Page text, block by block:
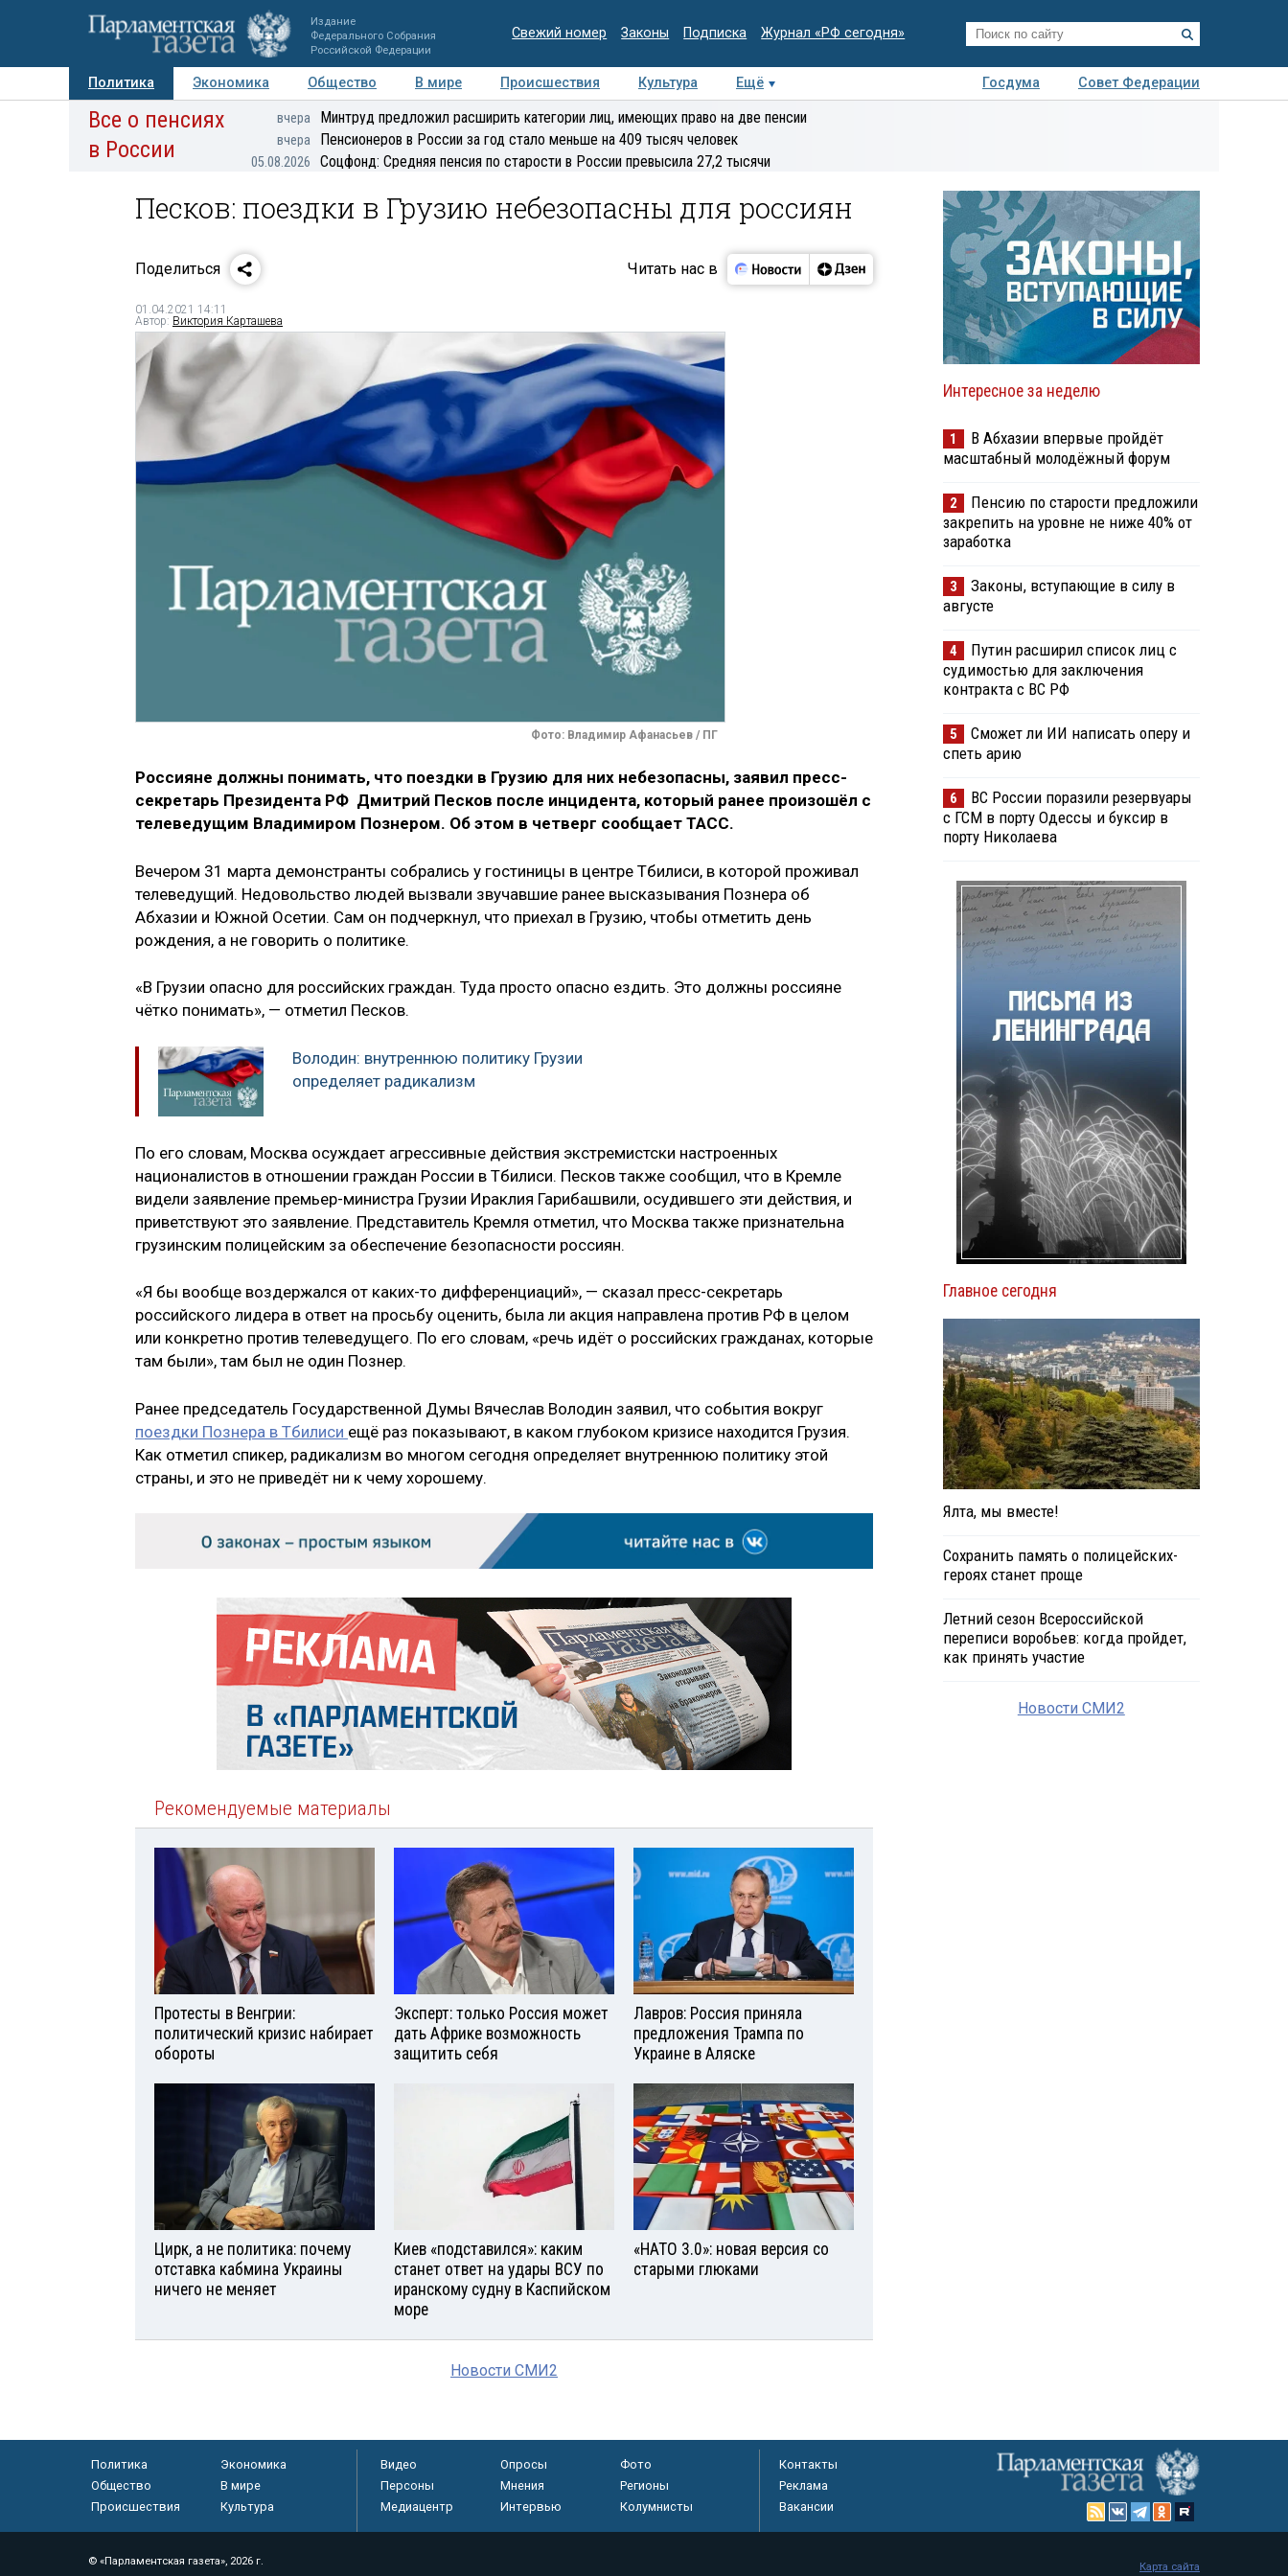
Издание
Федерального Собрания
Российской Федерации
Свежий номер Законы Подписка Журнал «РФ сегодня»
Политика Экономика Общество В мире Происшествия Культура Ещё Госдума
Совет Федерации
Авторы Персоны Мнения Регионы Медиацентр Интервью Колумнисты
Деловая
Все о пенсиях
в России
вчера Минтруд предложил расширить категории лиц, имеющих право на две пенсии
вчера Пенсионеров в России за год стало меньше на 409 тысяч человек
05.08.2026 Соцфонд: Средняя пенсия по старости в России превысила 27,2 тысячи
Песков: поездки в Грузию небезопасны для россиян
Поделиться Читать нас в
01.04.2021 14:11
Автор: Виктория Карташева
Фото: Владимир Афанасьев / ПГ
Россияне должны понимать, что поездки в Грузию для них небезопасны, заявил пресс-
секретарь Президента РФ Дмитрий Песков после инцидента, который ранее произошёл с
телеведущим Владимиром Познером. Об этом в четверг сообщает ТАСС.
Вечером 31 марта демонстранты собрались у гостиницы в центре Тбилиси, в которой проживал
телеведущий. Недовольство людей вызвали звучавшие ранее высказывания Познера об
Абхазии и Южной Осетии. Сам он подчеркнул, что приехал в Грузию, чтобы отметить день
рождения, а не говорить о политике.
«В Грузии опасно для российских граждан. Туда просто опасно ездить. Это должны россияне
чётко понимать», — отметил Песков.
Володин: внутреннюю политику Грузии
определяет радикализм
По его словам, Москва осуждает агрессивные действия экстремистски настроенных
националистов в отношении граждан России в Тбилиси. Песков также сообщил, что в Кремле
видели заявление премьер-министра Грузии Ираклия Гарибашвили, осудившего эти действия, и
приветствуют это заявление. Представитель Кремля отметил, что Москва также признательна
грузинским полицейским за обеспечение безопасности россиян.
«Я бы вообще воздержался от каких-то дифференциаций», — сказал пресс-секретарь
российского лидера в ответ на просьбу оценить, была ли акция направлена против РФ в целом
или конкретно против телеведущего. По его словам, «речь идёт о российских гражданах, которые
там были», там был не один Познер.
Ранее председатель Государственной Думы Вячеслав Володин заявил, что события вокруг
поездки Познера в Тбилиси ещё раз показывают, в каком глубоком кризисе находится Грузия.
Как отметил спикер, радикализм во многом сегодня определяет внутреннюю политику этой
страны, и это не приведёт ни к чему хорошему.
Рекомендуемые материалы
Протесты в Венгрии:
политический кризис набирает
обороты
Эксперт: только Россия может
дать Африке возможность
защитить себя
Лавров: Россия приняла
предложения Трампа по
Украине в Аляске
Цирк, а не политика: почему
отставка кабмина Украины
ничего не меняет
Киев «подставился»: каким
станет ответ на удары ВСУ по
иранскому судну в Каспийском
море
«НАТО 3.0»: новая версия со
старыми глюками
Новости СМИ2
Интересное за неделю
1
В Абхазии впервые пройдёт
масштабный молодёжный форум
2
Пенсию по старости предложили
закрепить на уровне не ниже 40% от
заработка
3
Законы, вступающие в силу в
августе
4
Путин расширил список лиц с
судимостью для заключения
контракта с ВС РФ
5
Сможет ли ИИ написать оперу и
спеть арию
6
ВС России поразили резервуары
с ГСМ в порту Одессы и буксир в
порту Николаева
Главное сегодня
Ялта, мы вместе!
Сохранить память о полицейских-
героях станет проще
Летний сезон Всероссийской
переписи воробьев: когда пройдет,
как принять участие
Новости СМИ2
Политика
Экономика
Общество
В мире
Происшествия
Культура
Видео Опросы
Фото
Персоны
Мнения
Регионы
Медиацентр
Интервью Колумнисты
Контакты
Реклама
Вакансии
© «Парламентская газета», 2026 г.
Карта сайта